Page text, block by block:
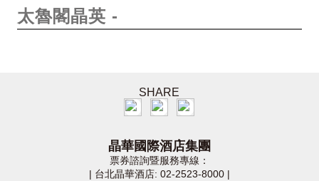
太魯閣晶英 -
SHARE
晶華國際酒店集團
票券諮詢暨服務專線：
| 台北晶華酒店: 02-2523-8000|